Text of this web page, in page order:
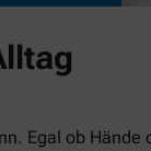
Egal ob